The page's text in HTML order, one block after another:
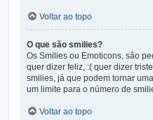
Voltar ao topo
O que são smilies?
Os Smilies ou Emoticons, são
quer dizer feliz, :( quer dizer
smilies, já que podem tornar
um limite para o número de
Voltar ao topo